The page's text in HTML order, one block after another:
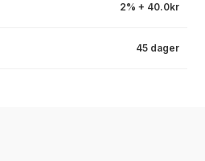
2% + 40.0kr
45 dager